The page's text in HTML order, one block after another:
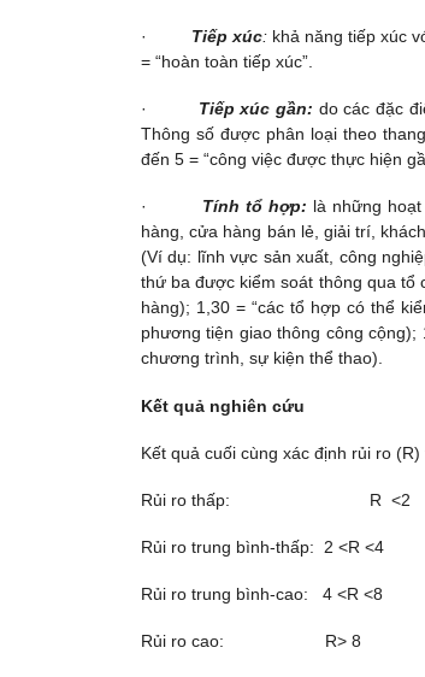
· Tiếp xúc:khả năng tiếp xúc
= “hoàn toàn tiếp xúc”.
· Tiếp xúc gần: do các đặc
Thông số được phân loại theo
đến 5 = “công việc được thực hiện
· Tính tổ hợp: là những
hàng, cửa hàng bán lẻ, giải trí,
(Ví dụ: lĩnh vực sản xuất, công
thứ ba được kiểm soát thông qua tổ
hàng); 1,30 = “các tổ hợp có thể
phương tiện giao thông công
chương trình, sự kiện thể thao).
Kết quả nghiên cứu
Kết quả cuối cùng xác định rủi ro
Rủi ro thấp: R <2
Rủi ro trung bình-thấp: 2 <R <4
Rủi ro trung bình-cao: 4 <R <8
Rủi ro cao: R> 8